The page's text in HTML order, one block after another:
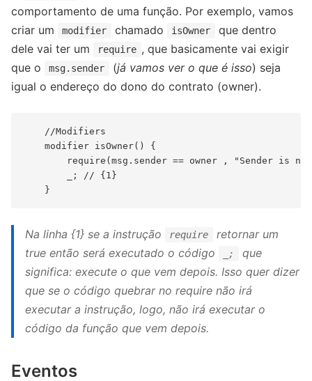
comportamento de uma função. Por exemplo, vamos
criar um
modifier chamado isOwner
que dentro
dele vai ter um
require , que basicamente vai exigir
que o
msg.sender (já vamos ver o que é isso) seja
igual o endereço do dono do contrato (owner).
    //Modifiers
    modifier isOwner() {
require(msg.sender == owner , "Sender is
        _; // {1}
Na linha {1} se a instrução require
retornar um
true então será executado o código
_;
que
significa: execute o que vem depois. Isso quer dizer
que se o código quebrar no require não irá
executar a instrução, logo, não irá executar o
código da função que vem depois.
Eventos